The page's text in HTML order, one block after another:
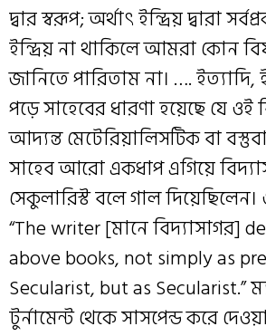
দ্বার স্বরূপ; অর্থাৎ ইন্দ্রিয় দ্বারা
ইন্দ্রিয় না থাকিলে আমরা কোন
জানিতে পারিতাম না। …. ইত্যাদি,
পড়ে সাহেবের ধারণা হয়েছে যে ওই
আদ্যন্ত মেটেরিয়ালিসটিক বা
সাহেব আরো একধাপ এগিয়ে
সেকুলারিস্ট বলে গাল
“The writer [মানে বিদ্যাসাগর]
above books, not simply as
Secularist, but as Secularist.”
টুর্নামেন্ট থেকে সাসপেন্ড করে